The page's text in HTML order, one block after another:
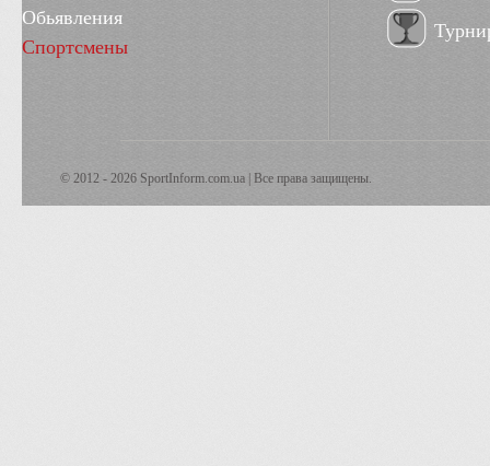
Обьявления
Спортсмены
© 2012 - 2026 SportInform.com.ua | Все права защищены.